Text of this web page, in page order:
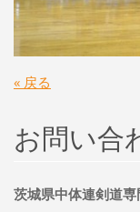
« 戻る
お問い合
茨城県中体連剣道専